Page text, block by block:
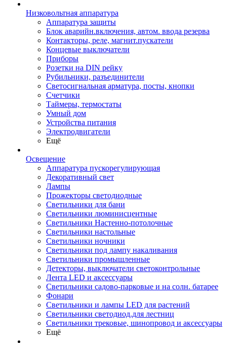
Низковольтная аппаратура
Аппаратура защиты
Блок аварийн.включения, автом. ввода резерва
Контакторы, реле, магнит.пускатели
Концевые выключатели
Приборы
Розетки на DIN рейку
Рубильники, разъединители
Светосигнальная арматура, посты, кнопки
Счетчики
Таймеры, термостаты
Умный дом
Устройства питания
Электродвигатели
Ещё
Освещение
Аппаратура пускорегулирующая
Декоративный свет
Лампы
Прожекторы светодиодные
Светильники для бани
Светильники люминисцентные
Светильники Настенно-потолочные
Светильники настольные
Светильники ночники
Светильники под лампу накаливания
Светильники промышленные
Детекторы, выключатели светоконтрольные
Лента LED и аксессуары
Светильники садово-парковые и на солн. батарее
Фонари
Светильники и лампы LED для растений
Светильники светодиод.для лестниц
Светильники трековые, шинопровод и аксессуары
Ещё